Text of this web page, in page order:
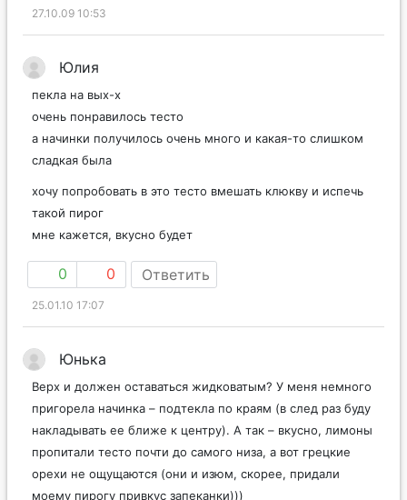
27.10.09 10:53
Юлия
пекла на вых-х
очень понравилось тесто
а начинки получилось очень много и какая-то слишком
сладкая была
хочу попробовать в это тесто вмешать клюкву и испечь
такой пирог
мне кажется, вкусно будет
0 0 Ответить
25.01.10 17:07
Юнька
Верх и должен оставаться жидковатым? У меня немного
пригорела начинка – подтекла по краям (в след раз буду
накладывать ее ближе к центру). А так – вкусно, лимоны
пропитали тесто почти до самого низа, а вот грецкие
орехи не ощущаются (они и изюм, скорее, придали
моему пирогу привкус запеканки)))